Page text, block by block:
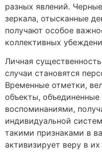
разных явлений.
зеркала, отысканные
получают особое
коллективных
Личная
случаи становятся
Временные отметки,
объекты,
воспоминаниями,
индивидуальной
такими признаками в
активизирует веру в